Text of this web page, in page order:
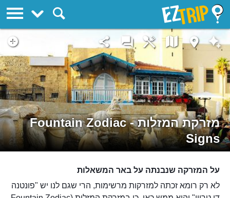
מזרקת המזלות - Fountain Zodiac
Signs
על המזרקה שנבנתה על באר המשאלות
לא רק רומא זכתה למזרקות מרשימות, הרי שגם לנו יש "פונטנה
EZTrip